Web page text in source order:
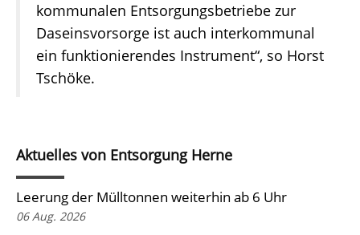
kommunalen Entsorgungsbetriebe zur
Daseinsvorsorge ist auch interkommunal
ein funktionierendes Instrument“, so Horst
Tschöke.
Aktuelles von Entsorgung Herne
Leerung der Mülltonnen weiterhin ab 6 Uhr
06 Aug. 2026